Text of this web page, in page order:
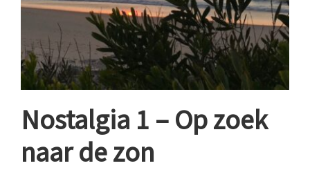
Nostalgia 1 – Op zoek
naar de zon